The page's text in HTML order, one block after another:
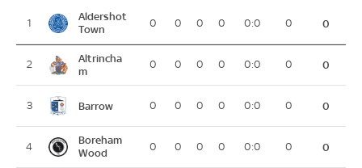
1
Aldershot
Town
0 0 0 0 0:0 0 0
2
Altrincha
m
0 0 0 0 0:0 0 0
3 Barrow 0 0 0 0 0:0 0 0
4
Boreham
Wood
0 0 0 0 0:0 0 0